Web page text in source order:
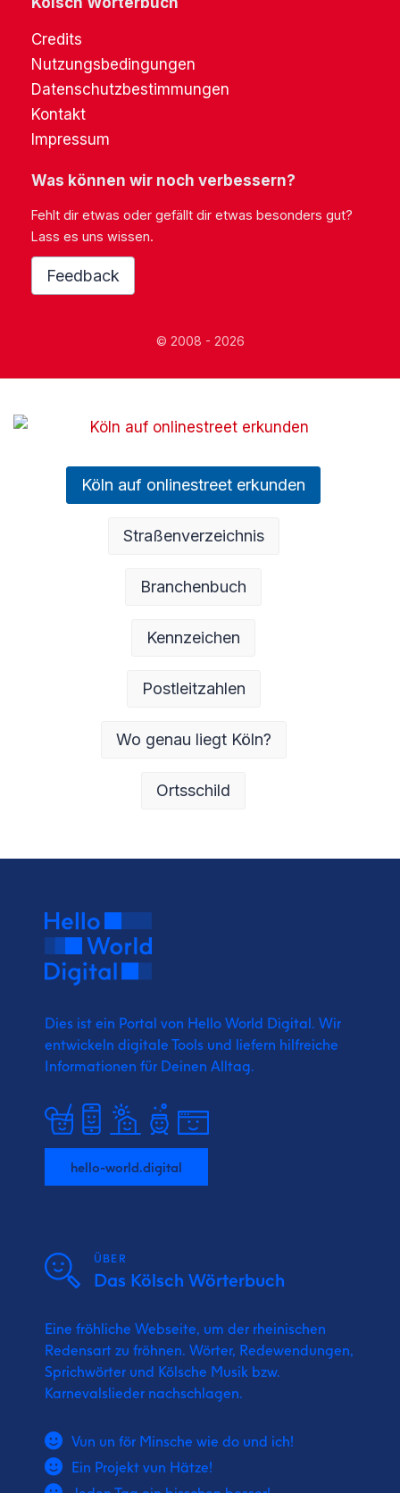
Credits
Nutzungsbedingungen
Datenschutzbestimmungen
Kontakt
Impressum
Was können wir noch verbessern?
Fehlt dir etwas oder gefällt dir etwas besonders gut?
Lass es uns wissen.
Feedback
© 2008 - 2026
Köln auf onlinestreet erkunden
Straßenverzeichnis
Branchenbuch
Kennzeichen
Postleitzahlen
Wo genau liegt Köln?
Ortsschild
Dies ist ein Portal von Hello World Digital. Wir
entwickeln digitale Tools und liefern hilfreiche
Informationen für Deinen Alltag.
hello-world.digital
ÜBER
Das Kölsch Wörterbuch
Eine fröhliche Webseite, um der rheinischen
Redensart zu fröhnen. Wörter, Redewendungen,
Sprichwörter und Kölsche Musik bzw.
Karnevalslieder nachschlagen.
Vun un för Minsche wie do und ich!
Ein Projekt vun Hätze!